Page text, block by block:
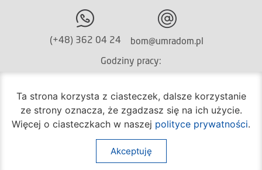
(+48) 362 04 24 bom@umradom.pl
Godziny pracy:
poniedziałek – piątek
godz.7:30 – 16:30
Pozostałe wydziały
poniedziałek – piątek
godz.7:30 – 15:30
Ta strona korzysta z ciasteczek, dalsze korzystanie
ze strony oznacza, że zgadzasz się na ich użycie.
Więcej o ciasteczkach w naszej polityce prywatności.
Akceptuję